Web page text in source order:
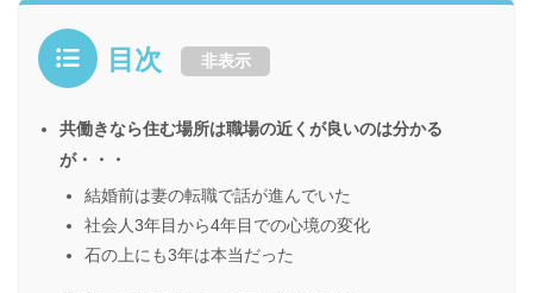
目次 非表示
共働きなら住む場所は職場の近くが良いのは分かる
が・・・
結婚前は妻の転職で話が進んでいた
社会人3年目から4年目での心境の変化
石の上にも3年は本当だった